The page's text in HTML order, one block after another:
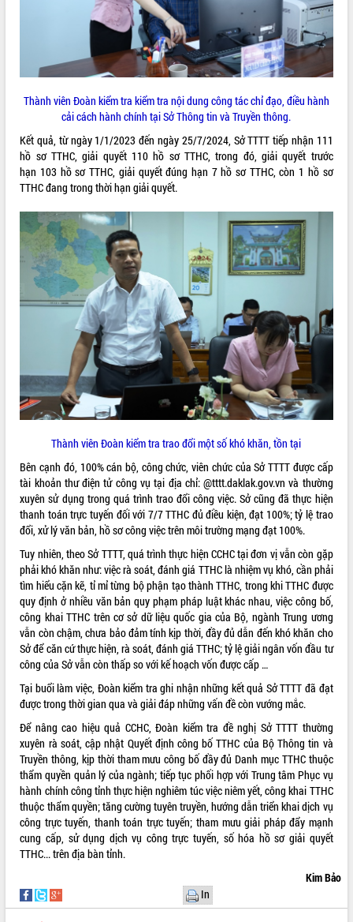
Thành viên Đoàn kiểm tra kiểm tra nội dung công tác chỉ đạo, điều hành
cải cách hành chính tại Sở Thông tin và Truyền thông.
Kết quả, từ ngày 1/1/2023 đến ngày 25/7/2024, Sở TTTT tiếp nhận 111
hồ sơ TTHC, giải quyết 110 hồ sơ TTHC, trong đó, giải quyết trước
hạn 103 hồ sơ TTHC, giải quyết đúng hạn 7 hồ sơ TTHC, còn 1 hồ sơ
TTHC đang trong thời hạn giải quyết.
Thành viên Đoàn kiểm tra trao đổi một số khó khăn, tồn tại
Bên cạnh đó, 100% cán bộ, công chức, viên chức của Sở TTTT được cấp
tài khoản thư điện tử công vụ tại địa chỉ: @tttt.daklak.gov.vn và thường
xuyên sử dụng trong quá trình trao đổi công việc. Sở cũng đã thực hiện
thanh toán trực tuyến đối với 7/7 TTHC đủ điều kiện, đạt 100%; tỷ lệ trao
đổi, xử lý văn bản, hồ sơ công việc trên môi trường mạng đạt 100%.
Tuy nhiên, theo Sở TTTT, quá trình thực hiện CCHC tại đơn vị vẫn còn gặp
phải khó khăn như: việc rà soát, đánh giá TTHC là nhiệm vụ khó, cần phải
tìm hiểu cặn kẽ, tỉ mỉ từng bộ phận tạo thành TTHC, trong khi TTHC được
quy định ở nhiều văn bản quy phạm pháp luật khác nhau, việc công bố,
công khai TTHC trên cơ sở dữ liệu quốc gia của Bộ, ngành Trung ương
vẫn còn chậm, chưa bảo đảm tính kịp thời, đầy đủ dẫn đến khó khăn cho
Sở để căn cứ thực hiện, rà soát, đánh giá TTHC; tỷ lệ giải ngân vốn đầu tư
công của Sở vẫn còn thấp so với kế hoạch vốn được cấp …
Tại buổi làm việc, Đoàn kiểm tra ghi nhận những kết quả Sở TTTT đã đạt
được trong thời gian qua và giải đáp những vấn đề còn vướng mắc.
Để nâng cao hiệu quả CCHC, Đoàn kiểm tra đề nghị Sở TTTT thường
xuyên rà soát, cập nhật Quyết định công bố TTHC của Bộ Thông tin và
Truyền thông, kịp thời tham mưu công bố đầy đủ Danh mục TTHC thuộc
thẩm quyền quản lý của ngành; tiếp tục phối hợp với Trung tâm Phục vụ
hành chính công tỉnh thực hiện nghiêm túc việc niêm yết, công khai TTHC
thuộc thẩm quyền; tăng cường tuyên truyền, hướng dẫn triển khai dịch vụ
công trực tuyến, thanh toán trực tuyến; tham mưu giải pháp đẩy mạnh
cung cấp, sử dụng dịch vụ công trực tuyến, số hóa hồ sơ giải quyết
TTHC... trên địa bàn tỉnh.
Kim Bảo
In